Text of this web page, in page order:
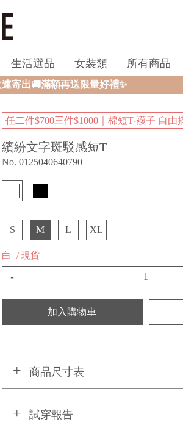
生活選品 女裝類 所有商品
禮✨
任二件$700三件$1000｜棉短T‧襪子 自
繽紛文字斑駁感短T
No. 0125040640790
S M L XL
白 / 現貨
-
加入購物車
商品尺寸表
試穿報告